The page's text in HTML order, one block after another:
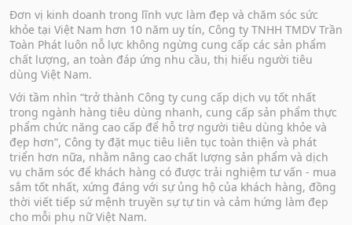
Đơn vị kinh doanh trong lĩnh vực làm đẹp và chăm sóc sức
khỏe tại Việt Nam hơn 10 năm uy tín, Công ty TNHH TMDV Trần
Toàn Phát luôn nỗ lực không ngừng cung cấp các sản phẩm
chất lượng, an toàn đáp ứng nhu cầu, thị hiếu người tiêu
dùng Việt Nam.
Với tầm nhìn “trở thành Công ty cung cấp dịch vụ tốt nhất
trong ngành hàng tiêu dùng nhanh, cung cấp sản phẩm thực
phẩm chức năng cao cấp để hỗ trợ người tiêu dùng khỏe và
đẹp hơn”, Công ty đặt mục tiêu liên tục toàn thiện và phát
triển hơn nữa, nhằm nâng cao chất lượng sản phẩm và dịch
vụ chăm sóc để khách hàng có được trải nghiệm tư vấn - mua
sắm tốt nhất, xứng đáng với sự ủng hộ của khách hàng, đồng
thời viết tiếp sứ mệnh truyền sự tự tin và cảm hứng làm đẹp
cho mỗi phụ nữ Việt Nam.